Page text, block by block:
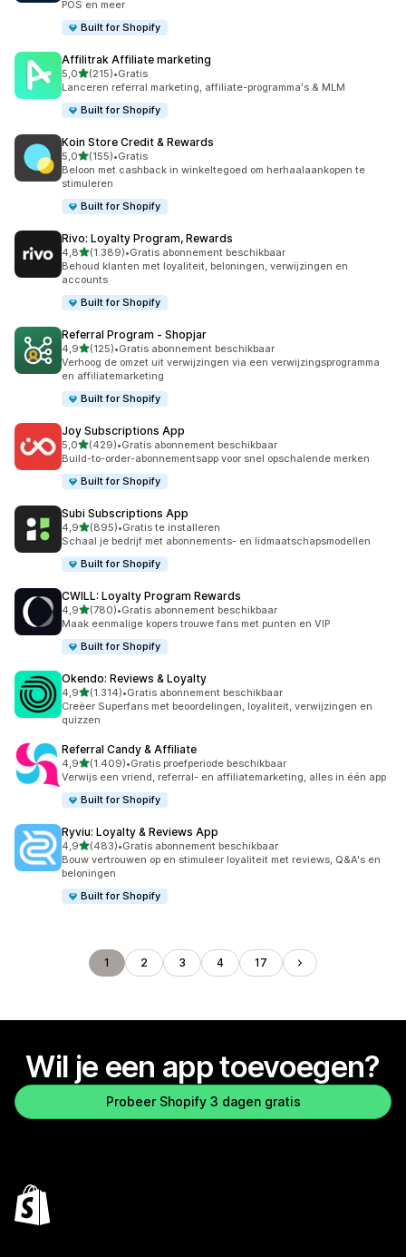
POS en meer
Built for Shopify
Affilitrak Affiliate marketing
5,0van 5 sterren
(215)
215 recensies in totaal
•Gratis
Lanceren referral marketing, affiliate-programma's & MLM
Built for Shopify
Koin Store Credit & Rewards
5,0van 5 sterren
(155)
155 recensies in totaal
•Gratis
Beloon met cashback in winkeltegoed om herhaalaankopen te
stimuleren
Built for Shopify
Rivo: Loyalty Program, Rewards
4,8van 5 sterren
(1.389)
1389 recensies in totaal
•Gratis abonnement beschikbaar
Behoud klanten met loyaliteit, beloningen, verwijzingen en
accounts
Built for Shopify
Referral Program ‑ Shopjar
4,9van 5 sterren
(125)
125 recensies in totaal
•Gratis abonnement beschikbaar
Verhoog de omzet uit verwijzingen via een verwijzingsprogramma
en affiliatemarketing
Built for Shopify
Joy Subscriptions App
5,0van 5 sterren
(429)
429 recensies in totaal
•Gratis abonnement beschikbaar
Build-to-order-abonnementsapp voor snel opschalende merken
Built for Shopify
Subi Subscriptions App
4,9van 5 sterren
(895)
895 recensies in totaal
•Gratis te installeren
Schaal je bedrijf met abonnements- en lidmaatschapsmodellen
Built for Shopify
CWILL: Loyalty Program Rewards
4,9van 5 sterren
(780)
780 recensies in totaal
•Gratis abonnement beschikbaar
Maak eenmalige kopers trouwe fans met punten en VIP
Built for Shopify
Okendo: Reviews & Loyalty
4,9van 5 sterren
(1.314)
1314 recensies in totaal
•Gratis abonnement beschikbaar
Creëer Superfans met beoordelingen, loyaliteit, verwijzingen en
quizzen
Referral Candy & Affiliate
4,9van 5 sterren
(1.409)
1409 recensies in totaal
•Gratis proefperiode beschikbaar
Verwijs een vriend, referral- en affiliatemarketing, alles in één app
Built for Shopify
Ryviu: Loyalty & Reviews App
4,9van 5 sterren
(483)
483 recensies in totaal
•Gratis abonnement beschikbaar
Bouw vertrouwen op en stimuleer loyaliteit met reviews, Q&A's en
beloningen
Built for Shopify
1 2 3 4 17
Wil je een app toevoegen?
Probeer Shopify 3 dagen gratis